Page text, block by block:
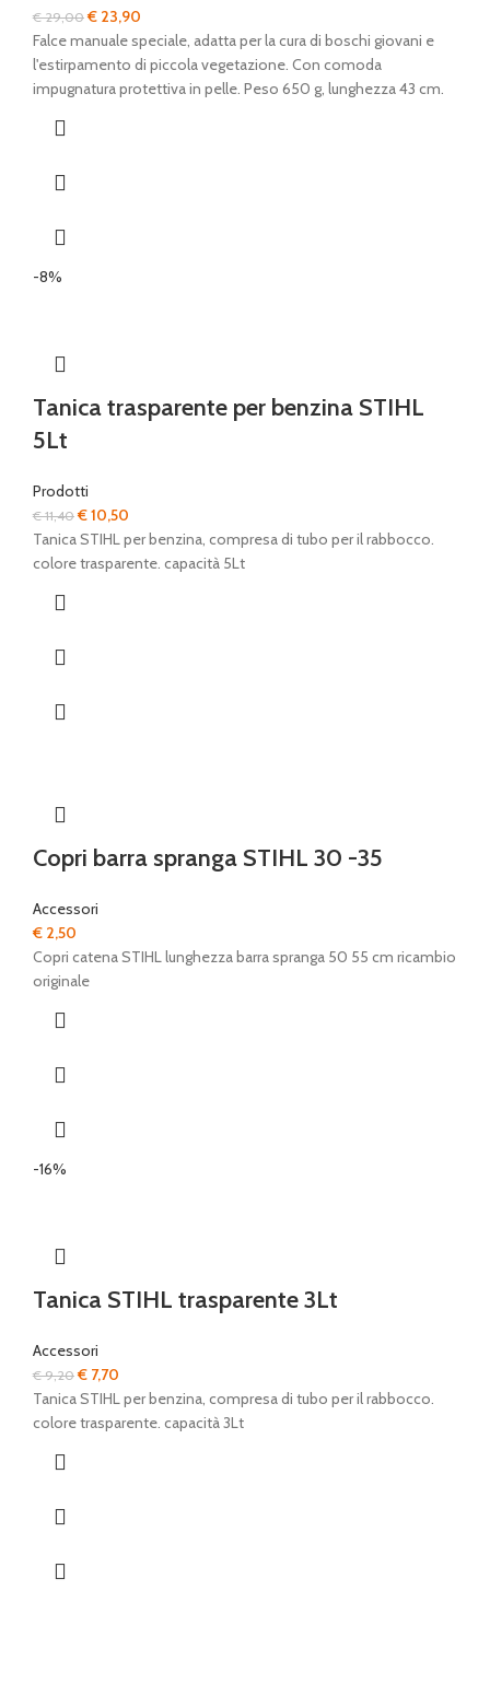
€29,00Il
prezzo
originale
era:
€ 23,90
prezzo
attuale
è:
Falce manuale speciale, adatta per la cura di boschi giovani e
l'estirpamento di piccola vegetazione. Con comoda
impugnatura protettiva in pelle. Peso 650 g, lunghezza 43 cm.
-8%
Tanica trasparente per benzina STIHL
5Lt
Prodotti
€11,40Il
prezzo
originale
€10,50
prezzo
attuale
Tanica STIHL per benzina, compresa di tubo per il rabbocco.
colore trasparente. capacità 5Lt
Copri barra spranga STIHL 30 -35
Accessori
€ 2,50
Copri catena STIHL lunghezza barra spranga 50 55 cm ricambio
originale
-16%
Tanica STIHL trasparente 3Lt
Accessori
€9,20Il
prezzo
originale
€ 7,70
prezzo
attuale
Tanica STIHL per benzina, compresa di tubo per il rabbocco.
colore trasparente. capacità 3Lt